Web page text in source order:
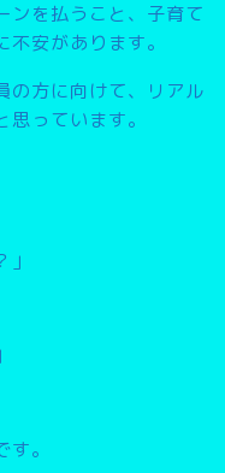
ンを払うこと、子育て
安があります。
の方に向けて、リアル
っています。
。